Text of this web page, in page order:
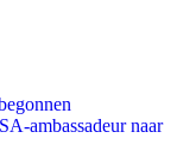
ambassadeur naar